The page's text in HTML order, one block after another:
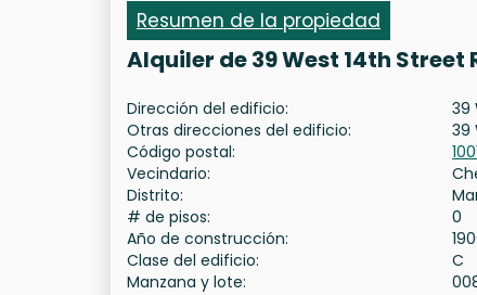
Resumen de la propiedad
Alquiler de 39 West 14th
Dirección del edificio:
39
Otras direcciones del edificio:
39
Código postal:
Vecindario:
Distrito:
# de pisos:
0
Año de construcción:
Clase del edificio:
C
Manzana y lote: